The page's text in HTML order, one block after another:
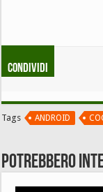
Condividi
Tags ANDROID
Potrebbero